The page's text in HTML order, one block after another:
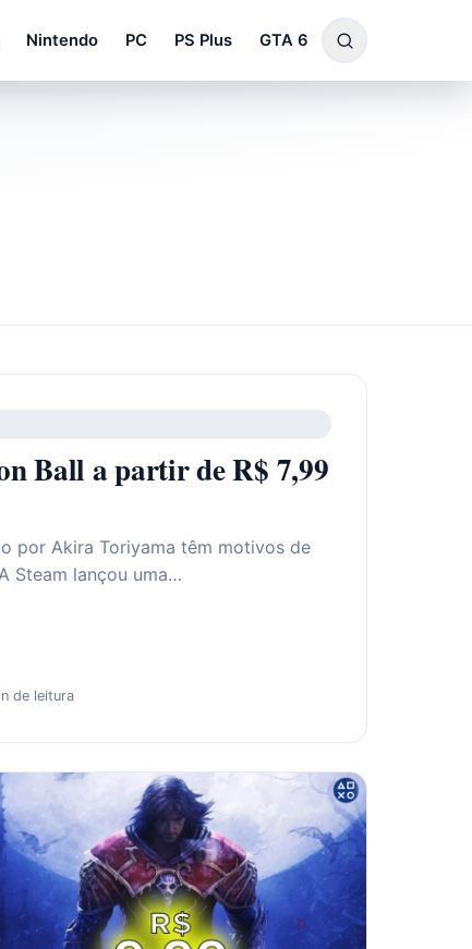
Nintendo PC PS Plus GTA 6
Ball a partir de R$ 7,99
por Akira Toriyama têm motivos de
Steam lançou uma…
de leitura